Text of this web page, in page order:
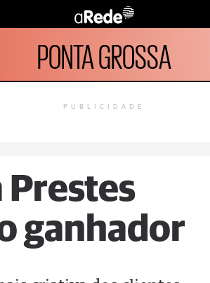
PONTA GROSSA
PUBLICIDADE
Prestes
ganhador